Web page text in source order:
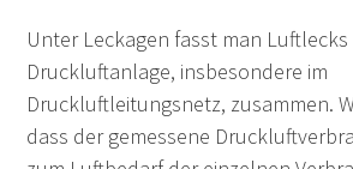
Unter Leckagen fasst man Luftlecks
Druckluftanlage, insbesondere im
Druckluftleitungsnetz, zusammen.
dass der gemessene